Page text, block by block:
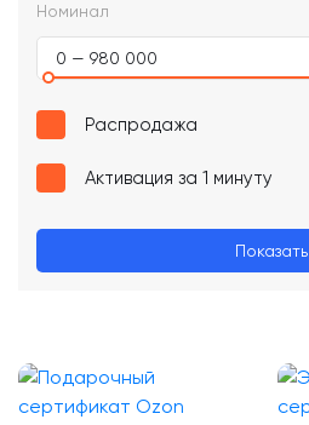
Номинал
0 — 980 000
Распродажа
Активация за 1 минуту
Показать